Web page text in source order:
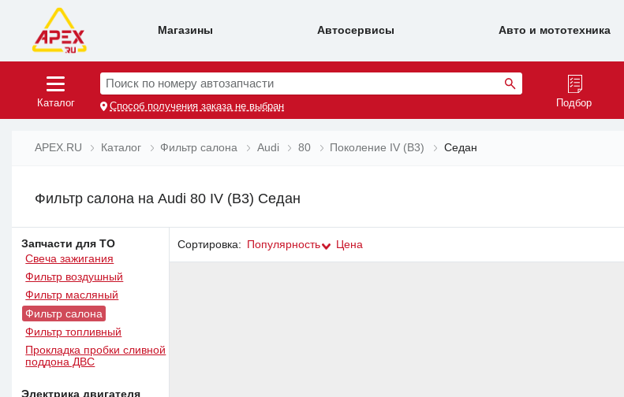
Магазины Автосервисы Авто и мототехника
Каталог
Поиск по номеру автозапчасти
Способ получения заказа не выбран Подбор
APEX.RU Каталог Фильтр салона Audi 80 Поколение IV (B3) Седан
Фильтр салона на Audi 80 IV (B3) Седан
Запчасти для ТО
Свеча зажигания
Фильтр воздушный
Фильтр масляный
Фильтр салона
Фильтр топливный
Прокладка пробки сливной
поддона ДВС
Электрика двигателя
Сортировка: Популярность Цена